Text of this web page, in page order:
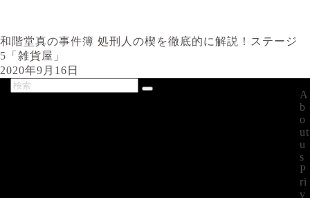
和階堂真の事件簿 処刑人の楔を徹底的に解説！ステージ
5「雑貨屋」
2020年9月16日
A
b
o
ut
u
s
P
ri
v